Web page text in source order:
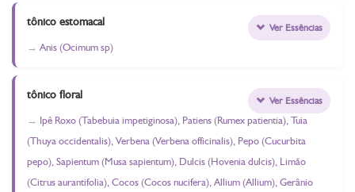
tônico estomacal
Anis (Ocimum sp)
Ver Essências
tônico floral
Ipê Roxo (Tabebuia impetiginosa), Patiens (Rumex patientia), Tuia
(Thuya occidentalis), Verbena (Verbena officinalis), Pepo (Cucurbita
pepo), Sapientum (Musa sapientum), Dulcis (Hovenia dulcis), Limão
(Citrus aurantifolia), Cocos (Cocos nucifera), Allium (Allium), Gerânio
Ver Essências